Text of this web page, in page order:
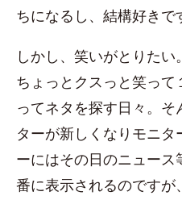
ちになるし、結構好きで
しかし、笑いがとりたい
ちょっとクスっと笑っ
ってネタを探す日々。
ターが新しくなりモニ
ーにはその日のニュー
番に表示されるのですが